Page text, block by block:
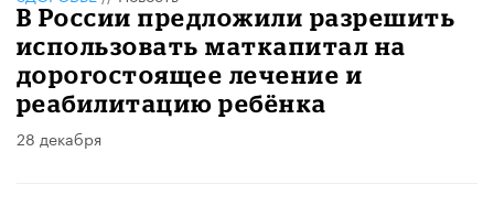
В России предложили разрешить
использовать маткапитал на
дорогостоящее лечение и
реабилитацию ребёнка
28 декабря